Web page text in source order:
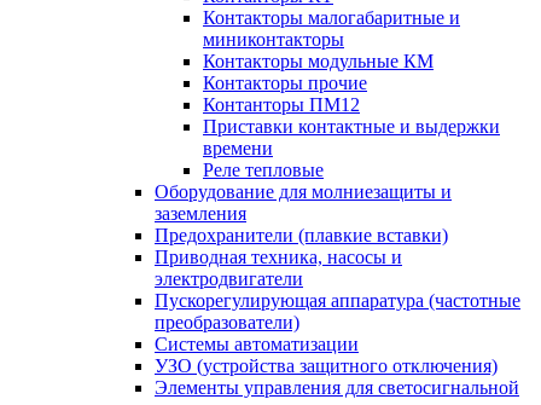
Контакторы малогабаритные и
миниконтакторы
Контакторы модульные КМ
Контакторы прочие
Контанторы ПМ12
Приставки контактные и выдержки
времени
Реле тепловые
Оборудование для молниезащиты и
заземления
Предохранители (плавкие вставки)
Приводная техника, насосы и
электродвигатели
Пускорегулирующая аппаратура (частотные
преобразователи)
Системы автоматизации
УЗО (устройства защитного отключения)
Элементы управления для светосигнальной